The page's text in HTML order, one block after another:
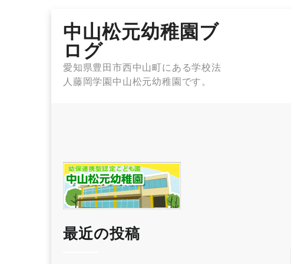
content
中山松元幼稚園ブ
ログ
愛知県豊田市西中山町にある学校法
人藤岡学園中山松元幼稚園です。
最近の投稿